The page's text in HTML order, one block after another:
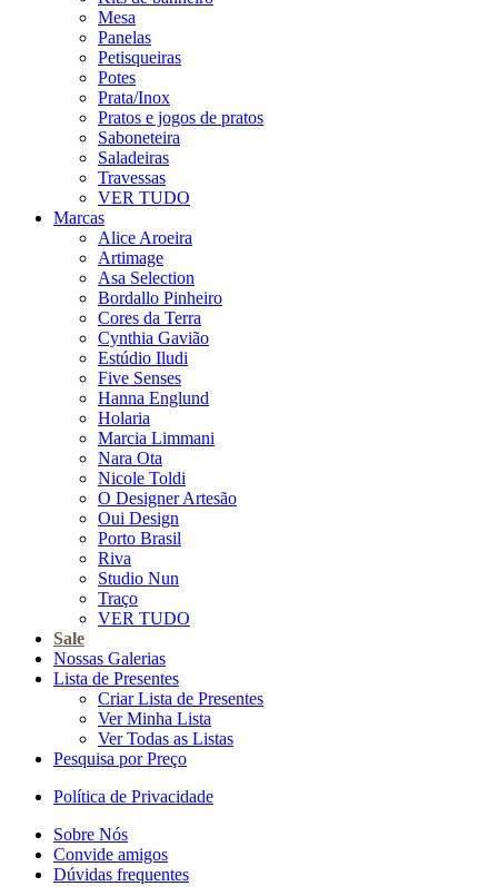
Mesa
Panelas
Petisqueiras
Potes
Prata/Inox
Pratos e jogos de pratos
Saboneteira
Saladeiras
Travessas
VER TUDO
Marcas
Alice Aroeira
Artimage
Asa Selection
Bordallo Pinheiro
Cores da Terra
Cynthia Gavião
Estúdio Iludi
Five Senses
Hanna Englund
Holaria
Marcia Limmani
Nara Ota
Nicole Toldi
O Designer Artesão
Oui Design
Porto Brasil
Riva
Studio Nun
Traço
VER TUDO
Sale
Nossas Galerias
Lista de Presentes
Criar Lista de Presentes
Ver Minha Lista
Ver Todas as Listas
Pesquisa por Preço
Política de Privacidade
Sobre Nós
Convide amigos
Dúvidas frequentes